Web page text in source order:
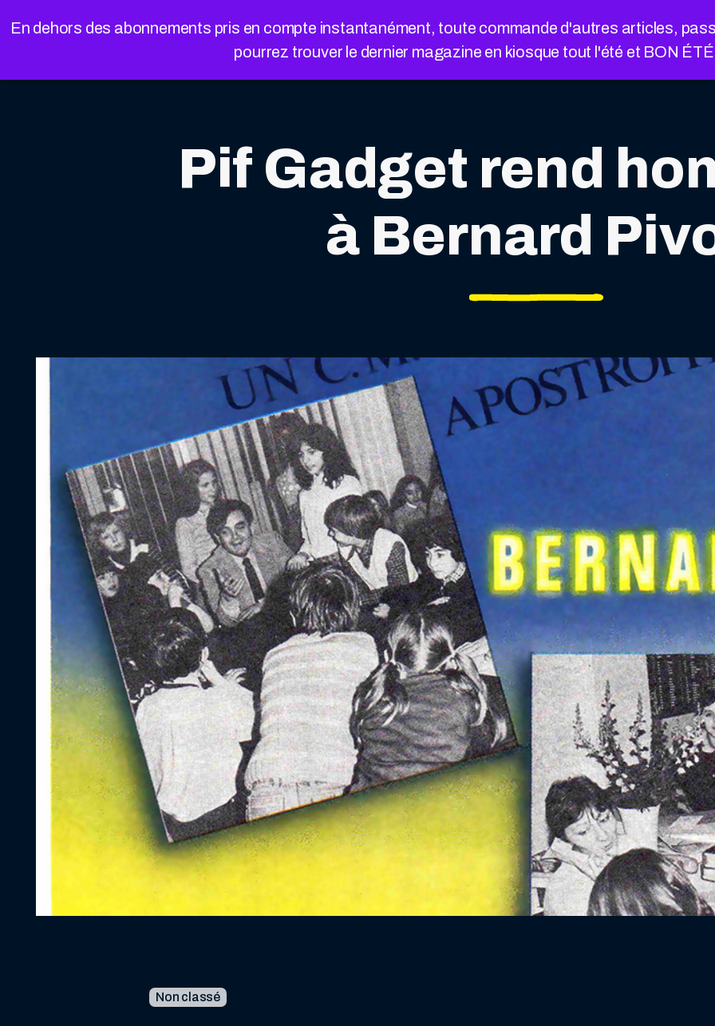
En dehors des abonnements pris en compte instantanément, toute commande d'autres articles,
pourrez trouver le dernier magazine en kiosque tout l'été et BON
Pif Gadget rend
à Bernard
Non classé